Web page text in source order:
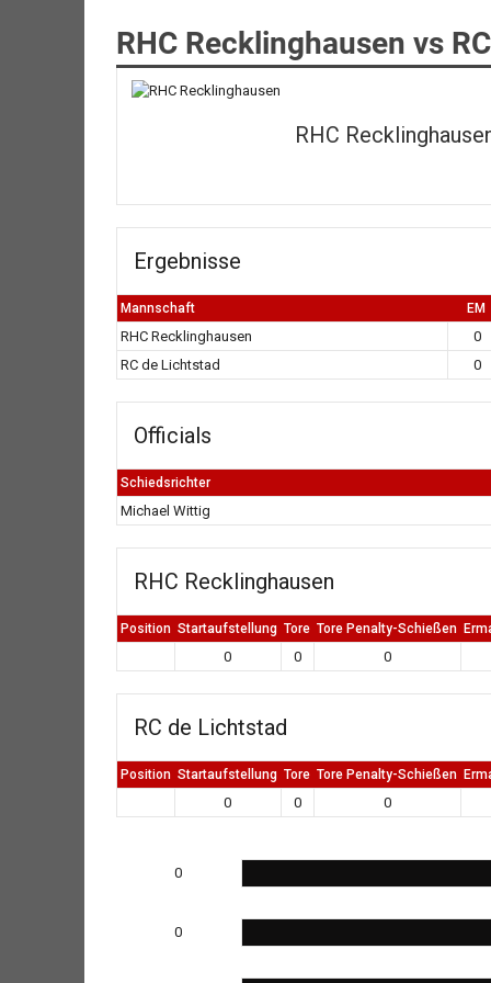
RHC Recklinghausen vs
RHC
Ergebnisse
Mannschaft EM
RHC Recklinghausen 0
RC de Lichtstad
0
Officials
Schiedsrichter
Michael Wittig
RHC Recklinghausen
Position Startaufstellung Tore Tore Penalty-Schießen
0 0 0
RC de Lichtstad
Position Startaufstellung Tore Tore Penalty-Schießen
0 0 0
0
0